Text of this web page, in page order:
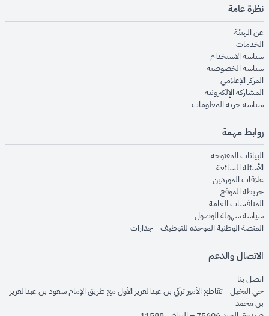
نظرة عامة
عن الهيئةopens in new window
الخدماتopens in new window
سياسة الاستخدام
سياسة الخصوصيةopens in new window
المركز الإعلاميopens in new window
المشاركة الإلكترونيةopens in new window
سياسة حرية المعلوماتopens in new window
روابط مهمة
البيانات المفتوحةopens in new window
الأسئلة الشائعةopens in new window
علاقات الموردينopens in new window
خريطة الموقعopens in new window
المنافسات العامةopens in new window
سياسة سهولة الوصولopens in new window
المنصة الوطنية الموحدة للتوظيف - جداراتopens in new window
الاتصال والدعم
اتصل بنا
حي النخيل - تقاطع الأمير تركي بن عبدالعزيز الأول مع طريق الإمام سعود بن عبدالعزيز
بن محمد